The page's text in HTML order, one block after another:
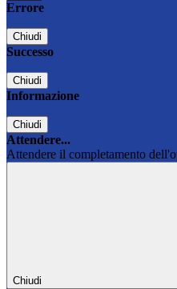
Errore
Chiudi
Successo
Chiudi
Informazione
Chiudi
Attendere...
Attendere il completamento
Chiudi